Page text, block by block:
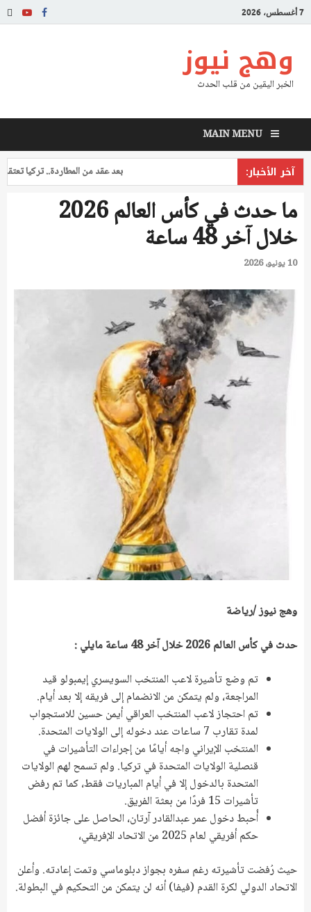
7 أغسطس، 2026
وهج نيوز
الخبر اليقين من قلب الحدث
MAIN MENU
آخر الأخبار: بعد عقد من المطاردة.. تركيا تعتقل
ما حدث في كأس العالم 2026
خلال آخر 48 ساعة
10 يونيو، 2026
وهج نيوز /رياضة
حدث في كأس العالم 2026 خلال آخر 48 ساعة مايلي :
تم وضع تأشيرة لاعب المنتخب السويسري إيمبولو قيد
المراجعة، ولم يتمكن من الانضمام إلى فريقه إلا بعد أيام.
تم احتجاز لاعب المنتخب العراقي أيمن حسين للاستجواب
لمدة تقارب 7 ساعات عند دخوله إلى الولايات المتحدة.
المنتخب الإيراني واجه أيامًا من إجراءات التأشيرات في
قنصلية الولايات المتحدة في تركيا. ولم تسمح لهم الولايات
المتحدة بالدخول إلا في أيام المباريات فقط، كما تم رفض
تأشيرات 15 فردًا من بعثة الفريق.
أُحبط دخول عمر عبدالقادر آرتان، الحاصل على جائزة أفضل
حكم أفريقي لعام 2025 من الاتحاد الإفريقي،
حيث رُفضت تأشيرته رغم سفره بجواز دبلوماسي وتمت إعادته. وأعلن
الاتحاد الدولي لكرة القدم (فيفا) أنه لن يتمكن من التحكيم في البطولة.